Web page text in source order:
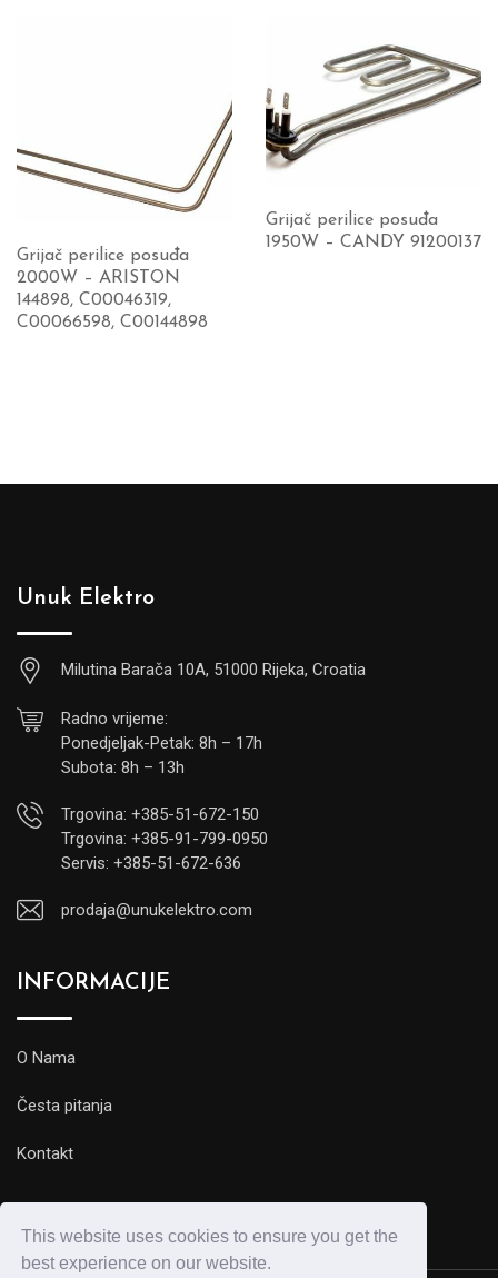
This website uses cookies to ensure you get the
best experience on our website.
Grijač perilice posuđa
2000W – ARISTON
144898, C00046319,
C00066598, C00144898
Grijač perilice posuđa
1950W – CANDY 91200137
Unuk Elektro
Milutina Barača 10A, 51000 Rijeka, Croatia
Radno vrijeme:
Ponedjeljak-Petak: 8h – 17h
Subota: 8h – 13h
Trgovina: +385-51-672-150
Trgovina: +385-91-799-0950
Servis: +385-51-672-636
prodaja@unukelektro.com
INFORMACIJE
O Nama
Česta pitanja
Kontakt